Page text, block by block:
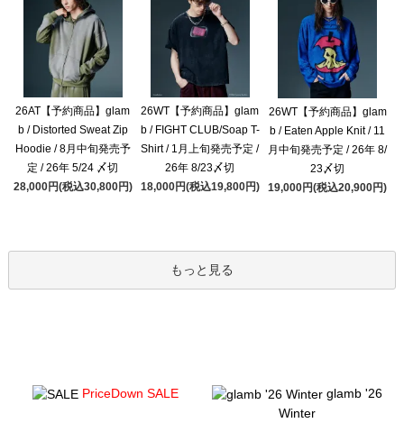
26AT【予約商品】glam
b / Distorted Sweat Zip
Hoodie / 8月中旬発売予
定 / 26年 5/24 〆切
28,000円(税込30,800円)
26WT【予約商品】glam
b / FIGHT CLUB/Soap T-
Shirt / 1月上旬発売予定 /
26年 8/23〆切
18,000円(税込19,800円)
26WT【予約商品】glam
b / Eaten Apple Knit / 11
月中旬発売予定 / 26年 8/
23〆切
19,000円(税込20,900円)
もっと見る
PriceDown SALE
glamb '26
Winter